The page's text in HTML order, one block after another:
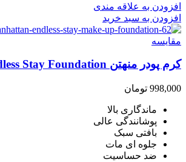
افزودن به علاقه مندی
افزودن به سبد خرید
مقایسه
کرم پودر منهتن Manhattan Endless Stay Foundation
998,000 تومان
ماندگاری بالا
پوشانندگی عالی
بافتی سبک
جلوه ای مات
ضد حساسیت